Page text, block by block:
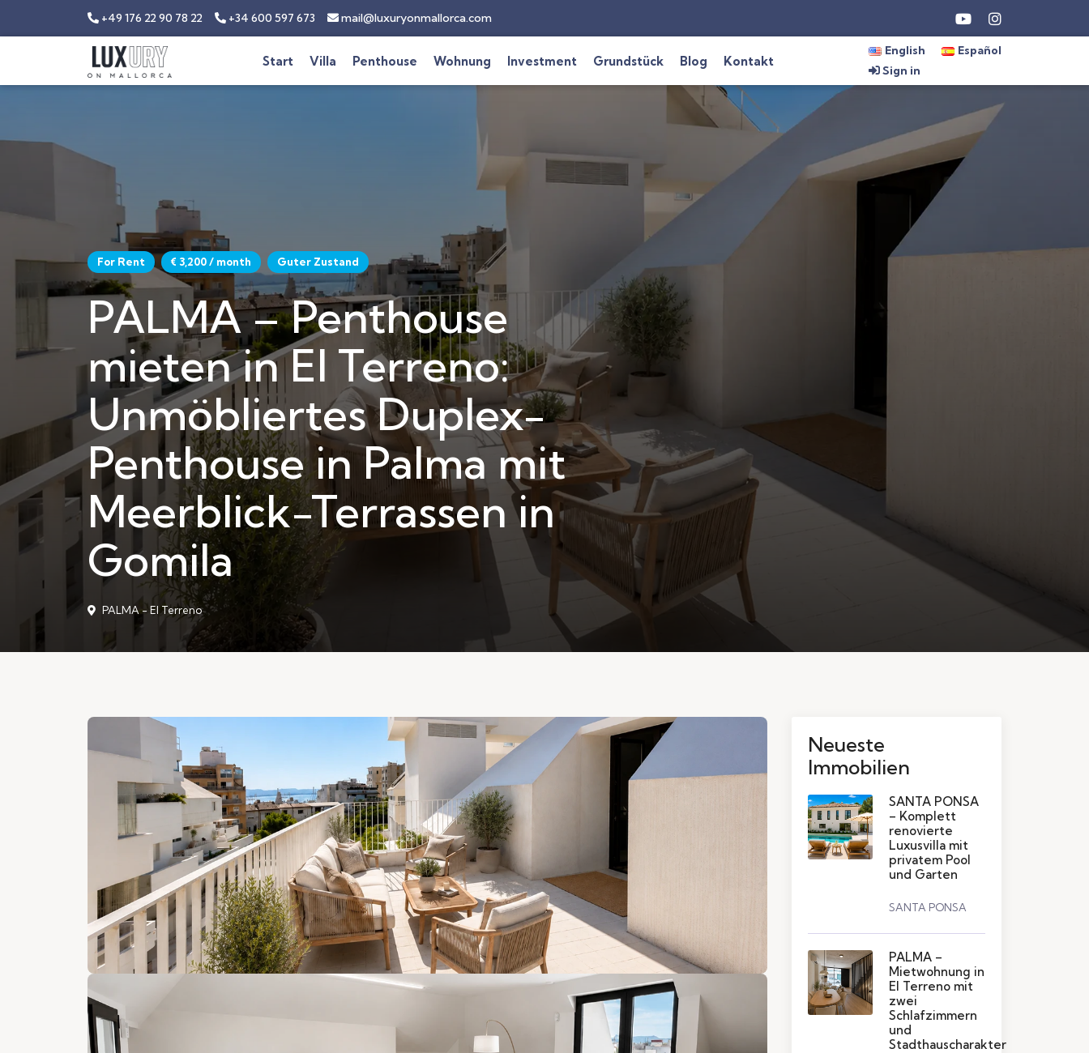
+49 176 22 90 78 22 +34 600 597 673 mail@luxuryonmallorca.com
Start Villa Penthouse Wohnung Investment Grundstück Blog Kontakt
English
Español
Sign in
For Rent € 3,200 / month Guter Zustand
PALMA – Penthouse
mieten in El Terreno:
Unmöbliertes Duplex-
Penthouse in Palma mit
Meerblick-Terrassen in
Gomila
PALMA - El Terreno
Neueste
Immobilien
SANTA PONSA
– Komplett
renovierte
Luxusvilla mit
privatem Pool
und Garten
SANTA PONSA
PALMA –
Mietwohnung in
El Terreno mit
zwei
Schlafzimmern
und
Stadthauscharakter